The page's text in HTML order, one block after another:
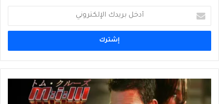
بريدك
الإلكتروني